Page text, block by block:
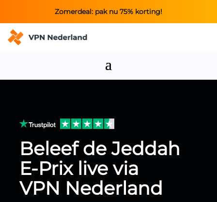
Zomerdeal: pak nu 75% korting!
Beleef de Jeddah
E-Prix live via
VPN Nederland